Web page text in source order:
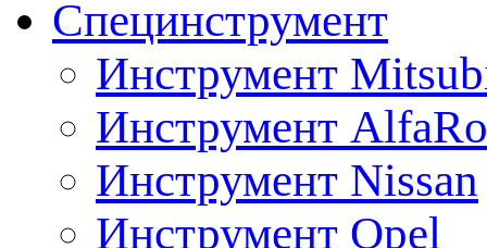
Специнструмент
Инструмент
Инструмент
Инструмент Nissan
Инструмент Opel